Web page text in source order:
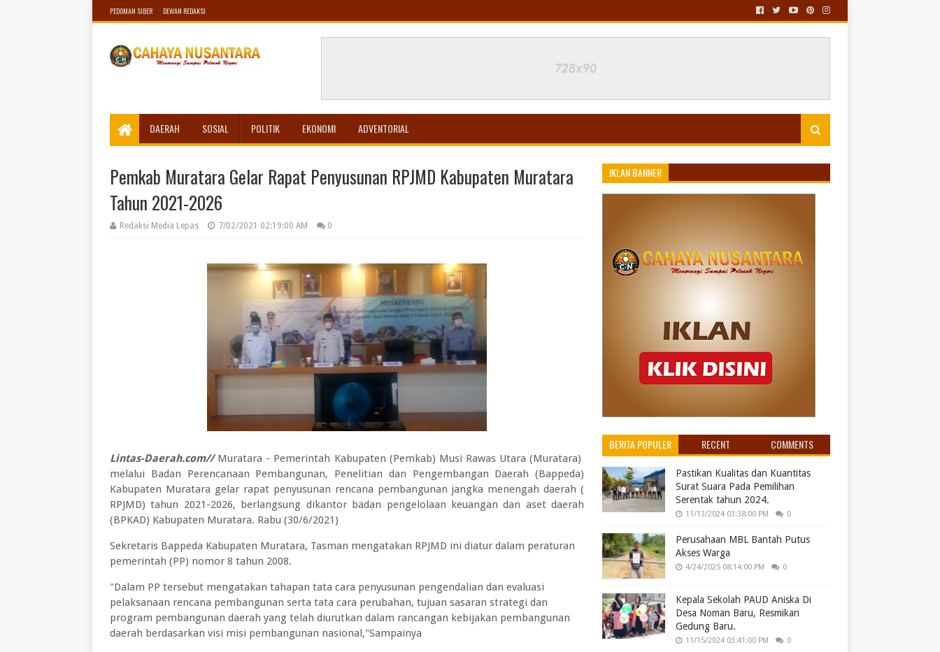
PEDOMAN SIBER DEWAN REDAKSI
DAERAH SOSIAL POLITIK EKONOMI ADVENTORIAL
Pemkab Muratara Gelar Rapat Penyusunan RPJMD Kabupaten Muratara
Tahun 2021-2026
Redaksi Media Lepas 7/02/2021 02:19:00 AM 0
Lintas-Daerah.com//Muratara - Pemerintah Kabupaten (Pemkab) Musi Rawas Utara (Muratara)
melalui Badan Perencanaan Pembangunan, Penelitian dan Pengembangan Daerah (Bappeda)
Kabupaten Muratara gelar rapat penyusunan rencana pembangunan jangka menengah daerah (
RPJMD) tahun 2021-2026, berlangsung dikantor badan pengelolaan keuangan dan aset daerah
(BPKAD) Kabupaten Muratara. Rabu (30/6/2021)
Sekretaris Bappeda Kabupaten Muratara, Tasman mengatakan RPJMD ini diatur dalam peraturan
pemerintah (PP) nomor 8 tahun 2008.
"Dalam PP tersebut mengatakan tahapan tata cara penyusunan pengendalian dan evaluasi
pelaksanaan rencana pembangunan serta tata cara perubahan, tujuan sasaran strategi dan
program pembangunan daerah yang telah diurutkan dalam rancangan kebijakan pembangunan
daerah berdasarkan visi misi pembangunan nasional,"Sampainya
IKLAN BANNER
BERITA POPULER RECENT COMMENTS
Pastikan Kualitas dan Kuantitas
Surat Suara Pada Pemilihan
Serentak tahun 2024.
11/13/2024 03:38:00 PM 0
Perusahaan MBL Bantah Putus
Akses Warga
4/24/2025 08:14:00 PM 0
Kepala Sekolah PAUD Aniska Di
Desa Noman Baru, Resmikan
Gedung Baru.
11/15/2024 03:41:00 PM 0